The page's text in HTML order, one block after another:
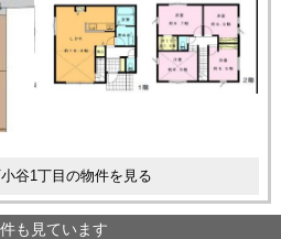
谷1丁目の物件を見る
も見ています